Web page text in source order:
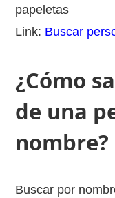
papeletas
Link: Buscar
¿Cómo
de una
nombre?
Buscar por